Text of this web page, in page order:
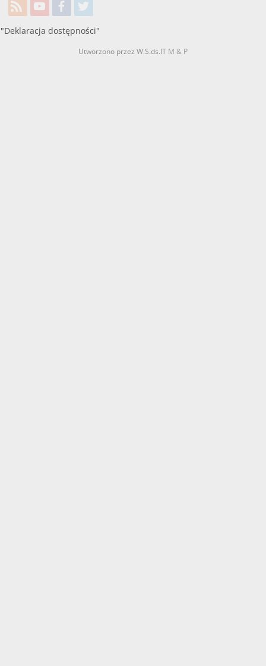
"Deklaracja dostępności"
Utworzono przez W.S.ds.IT M & P